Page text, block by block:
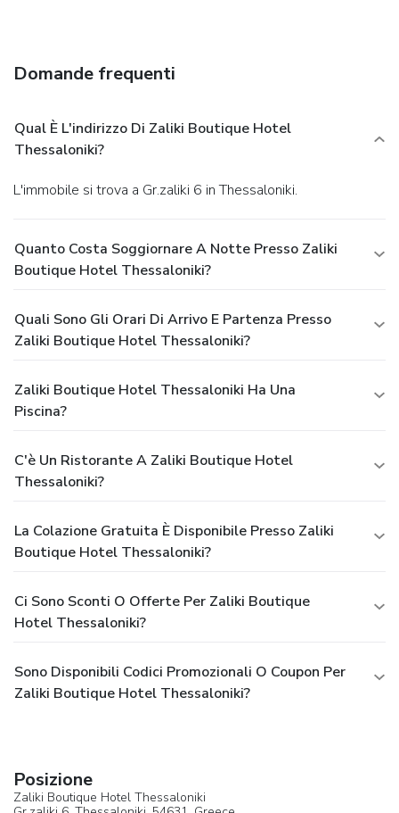
Domande frequenti
Qual È L'indirizzo Di Zaliki Boutique Hotel
Thessaloniki?
L'immobile si trova a Gr.zaliki 6 in Thessaloniki.
Quanto Costa Soggiornare A Notte Presso Zaliki
Boutique Hotel Thessaloniki?
Quali Sono Gli Orari Di Arrivo E Partenza Presso
Zaliki Boutique Hotel Thessaloniki?
Zaliki Boutique Hotel Thessaloniki Ha Una
Piscina?
C'è Un Ristorante A Zaliki Boutique Hotel
Thessaloniki?
La Colazione Gratuita È Disponibile Presso Zaliki
Boutique Hotel Thessaloniki?
Ci Sono Sconti O Offerte Per Zaliki Boutique
Hotel Thessaloniki?
Sono Disponibili Codici Promozionali O Coupon Per
Zaliki Boutique Hotel Thessaloniki?
Posizione
Zaliki Boutique Hotel Thessaloniki